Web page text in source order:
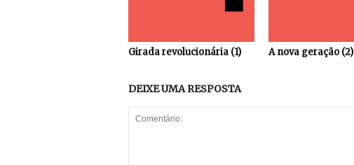
Girada revolucionária (1) A nova geração (2)
DEIXE UMA RESPOSTA